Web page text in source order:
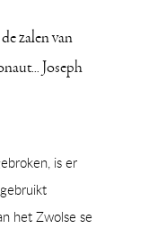
zalen van
Joseph
is er
het Zwolse se